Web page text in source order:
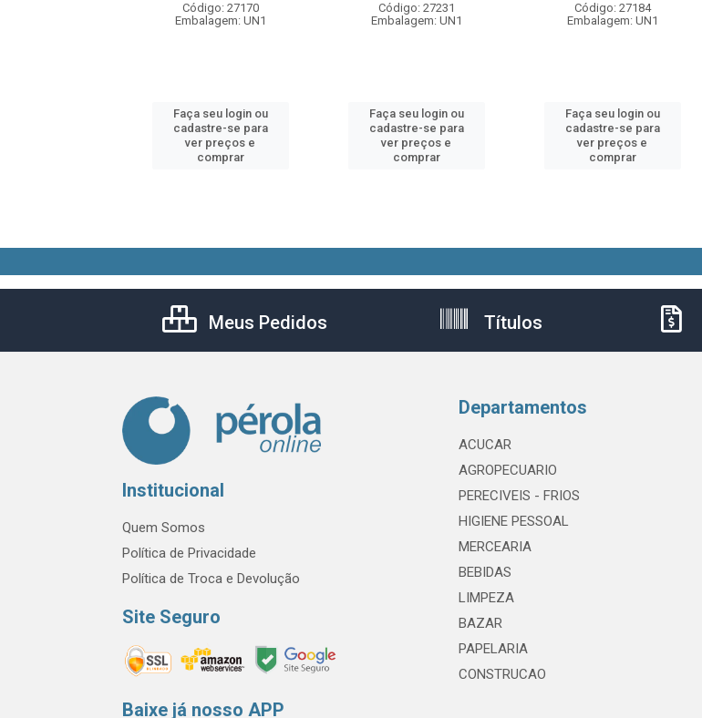
Código: 27170
Embalagem: UN1
Faça seu login ou
cadastre-se para
ver preços e
comprar
Código: 27231
Embalagem: UN1
Faça seu login ou
cadastre-se para
ver preços e
comprar
Código: 27184
Embalagem: UN1
Faça seu login ou
cadastre-se para
ver preços e
comprar
Meus Pedidos Títulos
Institucional
Quem Somos
Política de Privacidade
Política de Troca e Devolução
Site Seguro
Baixe já nosso APP
Departamentos
ACUCAR
AGROPECUARIO
PERECIVEIS - FRIOS
HIGIENE PESSOAL
MERCEARIA
BEBIDAS
LIMPEZA
BAZAR
PAPELARIA
CONSTRUCAO